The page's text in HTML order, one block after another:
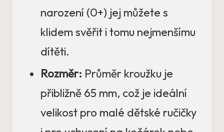
narození (0+) jej můžete s
klidem svěřit i tomu nejmenšímu
dítěti.
Rozměr: Průměr kroužku je
přibližně 65 mm, což je ideální
velikost pro malé dětské ručičky